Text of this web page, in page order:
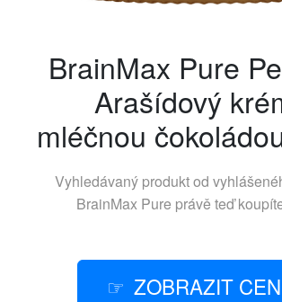
BrainMax Pure
Arašídový
mléčnou
Vyhledávaný produkt od
BrainMax Pure právě teď
ZOBRAZIT